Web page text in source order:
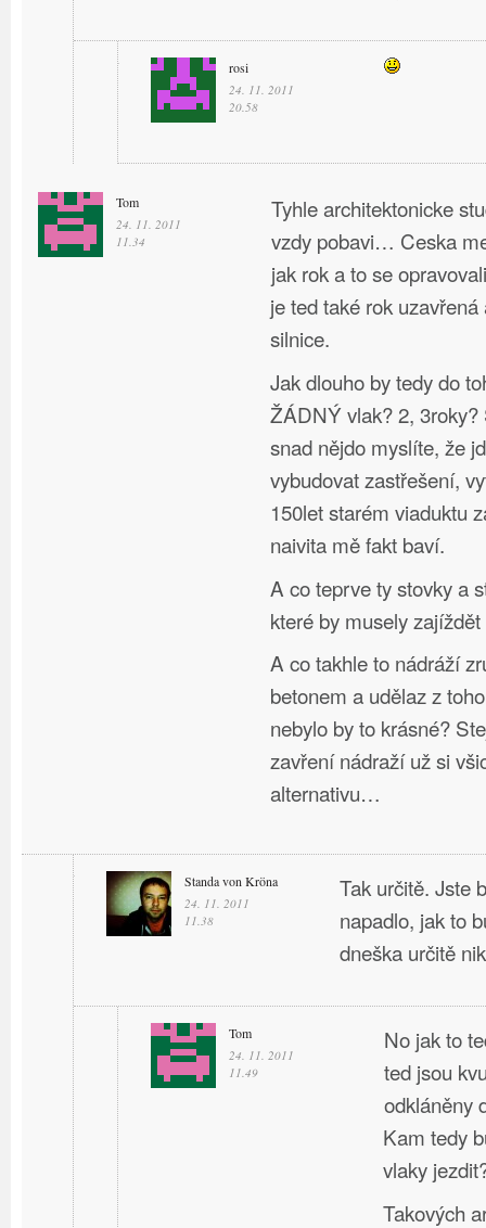
rosi
24. 11. 2011
20.58
Tom
24. 11. 2011
11.34
Tyhle architektonicke
vzdy pobavi… Ceska
jak rok a to se
je ted také rok
silnice.
Jak dlouho by tedy do
ŽÁDNÝ vlak? 2,
snad nějdo myslíte, že
vybudovat zastřešení,
150let starém viaduktu
naivita mě fakt baví.
A co teprve ty stovky a
které by musely
A co takhle to nádráží
betonem a udělaz z
nebylo by to krásné?
zavření nádraží už si
alternativu…
Standa von Kröna
24. 11. 2011
11.38
Tak určitě. Jste
napadlo, jak to
dneška určitě
Tom
24. 11. 2011
11.49
No jak to
ted jsou
odkláněny
Kam tedy
vlaky
Takových